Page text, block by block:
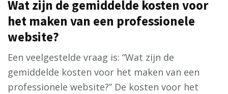
Wat zijn de gemiddelde kosten voor
het maken van een professionele
website?
Een veelgestelde vraag is: “Wat zijn de
gemiddelde kosten voor het maken van een
professionele website?” De kosten voor het